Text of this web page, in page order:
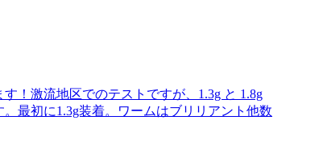
！激流地区でのテストですが、1.3g と 1.8g
最初に1.3g装着。ワームはブリリアント他数